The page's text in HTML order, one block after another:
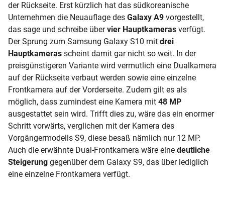
der Rückseite. Erst kürzlich hat das südkoreanische
Unternehmen die Neuauflage des Galaxy A9 vorgestellt,
das sage und schreibe über vier Hauptkameras verfügt.
Der Sprung zum Samsung Galaxy S10 mit drei
Hauptkameras scheint damit gar nicht so weit. In der
preisgünstigeren Variante wird vermutlich eine Dualkamera
auf der Rückseite verbaut werden sowie eine einzelne
Frontkamera auf der Vorderseite. Zudem gilt es als
möglich, dass zumindest eine Kamera mit 48 MP
ausgestattet sein wird. Trifft dies zu, wäre das ein enormer
Schritt vorwärts, verglichen mit der Kamera des
Vorgängermodells S9, diese besaß nämlich nur 12 MP.
Auch die erwähnte Dual-Frontkamera wäre eine deutliche
Steigerung gegenüber dem Galaxy S9, das über lediglich
eine einzelne Frontkamera verfügt.